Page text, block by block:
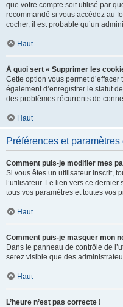
que votre compte soit utilisé par
recommandé si vous accédez au
cocher, il est probable qu’un
Haut
À quoi sert « Supprimer les
Cette option vous permet
également d’enregistrer le statut
des problèmes récurrents de
Haut
Préférences et
Comment puis-je modifier mes
Si vous êtes un utilisateur inscrit,
l’utilisateur. Le lien vers ce
tous vos paramètres et toutes vos
Haut
Comment puis-je masquer mon
Dans le panneau de contrôle de
serez visible que des
Haut
L’heure n’est pas correcte !